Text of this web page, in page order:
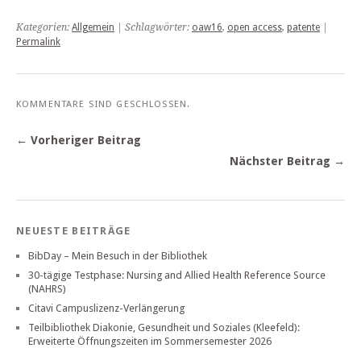
Kategorien: Allgemein | Schlagwörter: oaw16, open access, patente
Permalink
KOMMENTARE SIND GESCHLOSSEN.
← Vorheriger Beitrag
Nächster Beitrag →
NEUESTE BEITRÄGE
BibDay – Mein Besuch in der Bibliothek
30-tägige Testphase: Nursing and Allied Health Reference Source
(NAHRS)
Citavi Campuslizenz-Verlängerung
Teilbibliothek Diakonie, Gesundheit und Soziales (Kleefeld):
Erweiterte Öffnungszeiten im Sommersemester 2026